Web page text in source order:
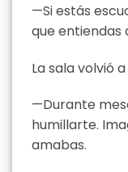
—Si estás
que entiendas
La sala volvió
—Durante
humillarte.
amabas.